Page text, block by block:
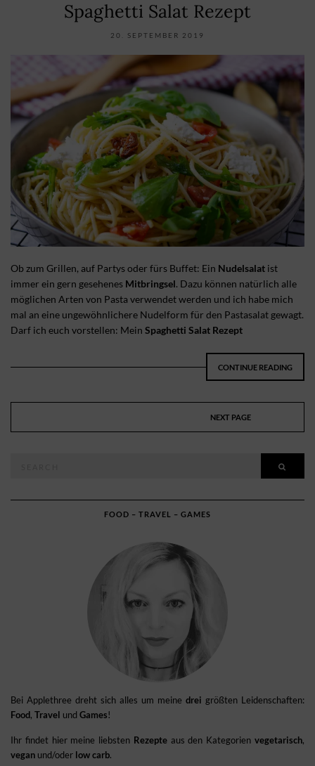
Spaghetti Salat Rezept
20. SEPTEMBER 2019
Ob zum Grillen, auf Partys oder fürs Buffet: Ein Nudelsalat ist
immer ein gern gesehenes Mitbringsel. Dazu können natürlich alle
möglichen Arten von Pasta verwendet werden und ich habe mich
mal an eine ungewöhnlichere Nudelform für den Pastasalat gewagt.
Darf ich euch vorstellen: Mein Spaghetti Salat Rezept
CONTINUE READING
NEXT PAGE
FOOD – TRAVEL – GAMES
Bei Applethree dreht sich alles um meine drei größten Leidenschaften:
Food, Travel und Games!
Ihr findet hier meine liebsten Rezepteaus den Kategorienvegetarisch,
vegan und/oder low carb.